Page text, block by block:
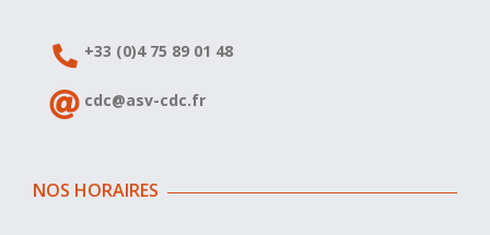
+33 (0)4 75 89 01 48
cdc@asv-cdc.fr
NOS HORAIRES